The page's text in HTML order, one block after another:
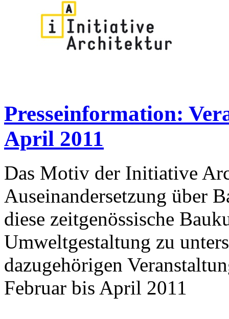
Presseinformation:
April 2011
Das Motiv der Initiative
Auseinandersetzung über
diese zeitgenössische
Umweltgestaltung zu
dazugehörigen
Februar bis April 2011